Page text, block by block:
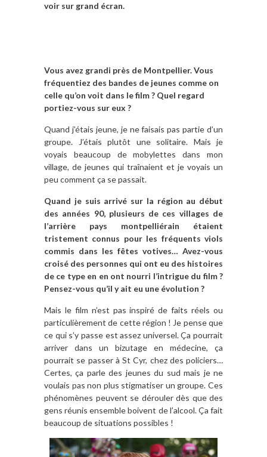
voir sur grand écran.
Vous avez grandi près de Montpellier. Vous
fréquentiez des bandes de jeunes comme on
celle qu’on voit dans le film ? Quel regard
portiez-vous sur eux ?
Quand j’étais jeune, je ne faisais pas partie d’un
groupe. J’étais plutôt une solitaire. Mais je
voyais beaucoup de mobylettes dans mon
village, de jeunes qui traînaient et je voyais un
peu comment ça se passait.
Quand je suis arrivé sur la région au début
des années 90, plusieurs de ces villages de
l’arrière pays montpelliérain étaient
tristement connus pour les fréquents viols
commis dans les fêtes votives… Avez-vous
croisé des personnes qui ont eu des histoires
de ce type en en ont nourri l’intrigue du film ?
Pensez-vous qu’il y ait eu une évolution ?
Mais le film n’est pas inspiré de faits réels ou
particulièrement de cette région ! Je pense que
ce qui s’y passe est assez universel. Ça pourrait
arriver dans un bizutage en médecine, ça
pourrait se passer à St Cyr, chez des policiers…
Certes, ça parle des jeunes du sud mais je ne
voulais pas non plus stigmatiser un groupe. Ces
phénomènes peuvent se dérouler dès que des
gens réunis ensemble boivent de l’alcool. Ça fait
beaucoup de situations possibles !